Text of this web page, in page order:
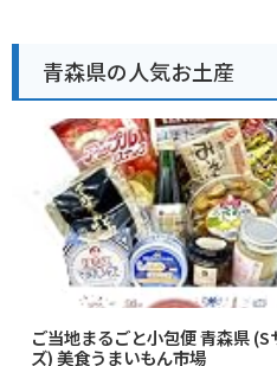
青森県の人気お土産
ご当地まるごと小包便 青森県 (S
ズ) 美食うまいもん市場